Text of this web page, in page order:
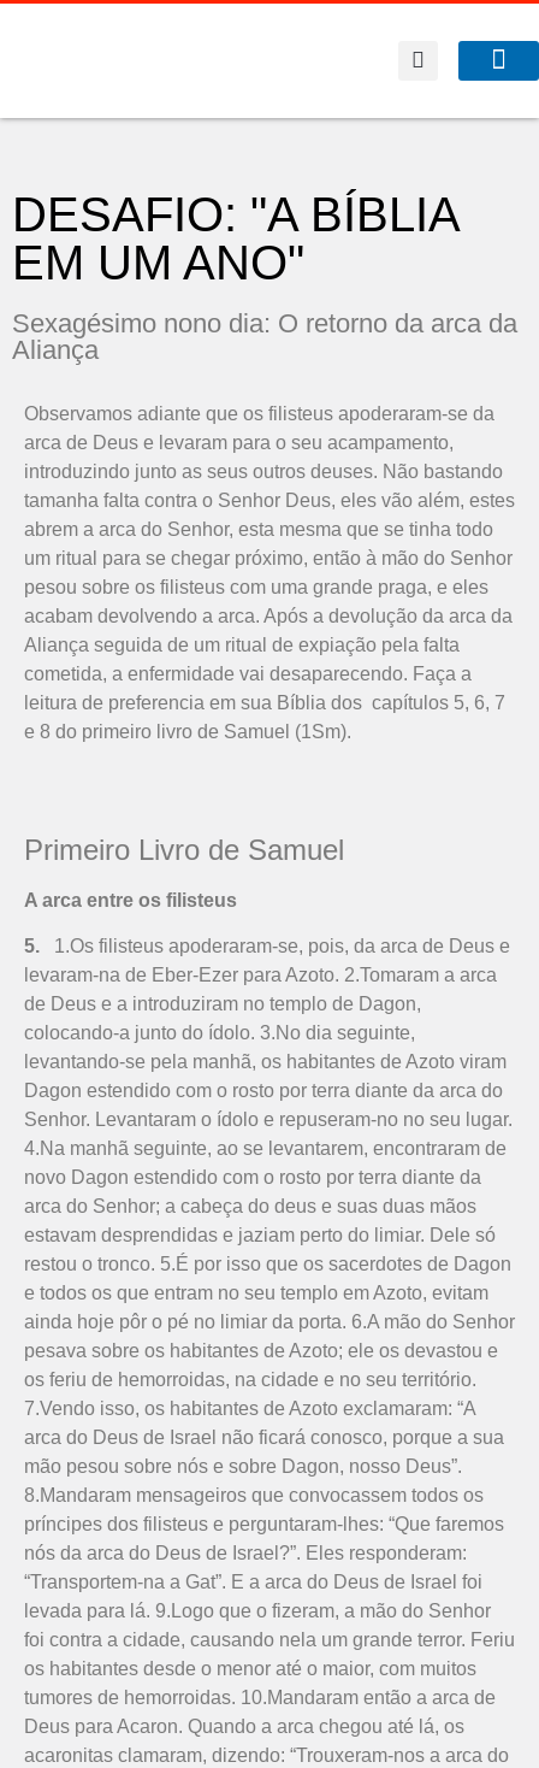
DESAFIO: "A BÍBLIA
EM UM ANO"
Sexagésimo nono dia: O retorno da arca da
Aliança
Observamos adiante que os filisteus apoderaram-se da
arca de Deus e levaram para o seu acampamento,
introduzindo junto as seus outros deuses. Não bastando
tamanha falta contra o Senhor Deus, eles vão além, estes
abrem a arca do Senhor, esta mesma que se tinha todo
um ritual para se chegar próximo, então à mão do Senhor
pesou sobre os filisteus com uma grande praga, e eles
acabam devolvendo a arca. Após a devolução da arca da
Aliança seguida de um ritual de expiação pela falta
cometida, a enfermidade vai desaparecendo. Faça a
leitura de preferencia em sua Bíblia dos capítulos 5, 6, 7
e 8 do primeiro livro de Samuel (1Sm).
Primeiro Livro de Samuel
A arca entre os filisteus
5. 1.Os filisteus apoderaram-se, pois, da arca de Deus e
levaram-na de Eber-Ezer para Azoto. 2.Tomaram a arca
de Deus e a introduziram no templo de Dagon,
colocando-a junto do ídolo. 3.No dia seguinte,
levantando-se pela manhã, os habitantes de Azoto viram
Dagon estendido com o rosto por terra diante da arca do
Senhor. Levantaram o ídolo e repuseram-no no seu lugar.
4.Na manhã seguinte, ao se levantarem, encontraram de
novo Dagon estendido com o rosto por terra diante da
arca do Senhor; a cabeça do deus e suas duas mãos
estavam desprendidas e jaziam perto do limiar. Dele só
restou o tronco. 5.É por isso que os sacerdotes de Dagon
e todos os que entram no seu templo em Azoto, evitam
ainda hoje pôr o pé no limiar da porta. 6.A mão do Senhor
pesava sobre os habitantes de Azoto; ele os devastou e
os feriu de hemorroidas, na cidade e no seu território.
7.Vendo isso, os habitantes de Azoto exclamaram: “A
arca do Deus de Israel não ficará conosco, porque a sua
mão pesou sobre nós e sobre Dagon, nosso Deus”.
8.Mandaram mensageiros que convocassem todos os
príncipes dos filisteus e perguntaram-lhes: “Que faremos
nós da arca do Deus de Israel?”. Eles responderam:
“Transportem-na a Gat”. E a arca do Deus de Israel foi
levada para lá. 9.Logo que o fizeram, a mão do Senhor
foi contra a cidade, causando nela um grande terror. Feriu
os habitantes desde o menor até o maior, com muitos
tumores de hemorroidas. 10.Mandaram então a arca de
Deus para Acaron. Quando a arca chegou até lá, os
acaronitas clamaram, dizendo: “Trouxeram-nos a arca do